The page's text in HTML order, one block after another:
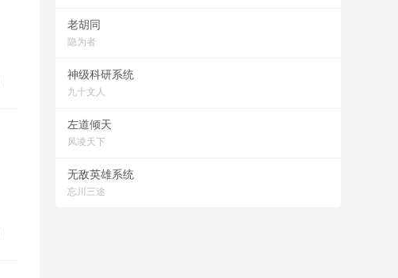
老胡同
隐为者
神级科研系统
九十文人
左道倾天
风凌天下
无敌英雄系统
忘川三途